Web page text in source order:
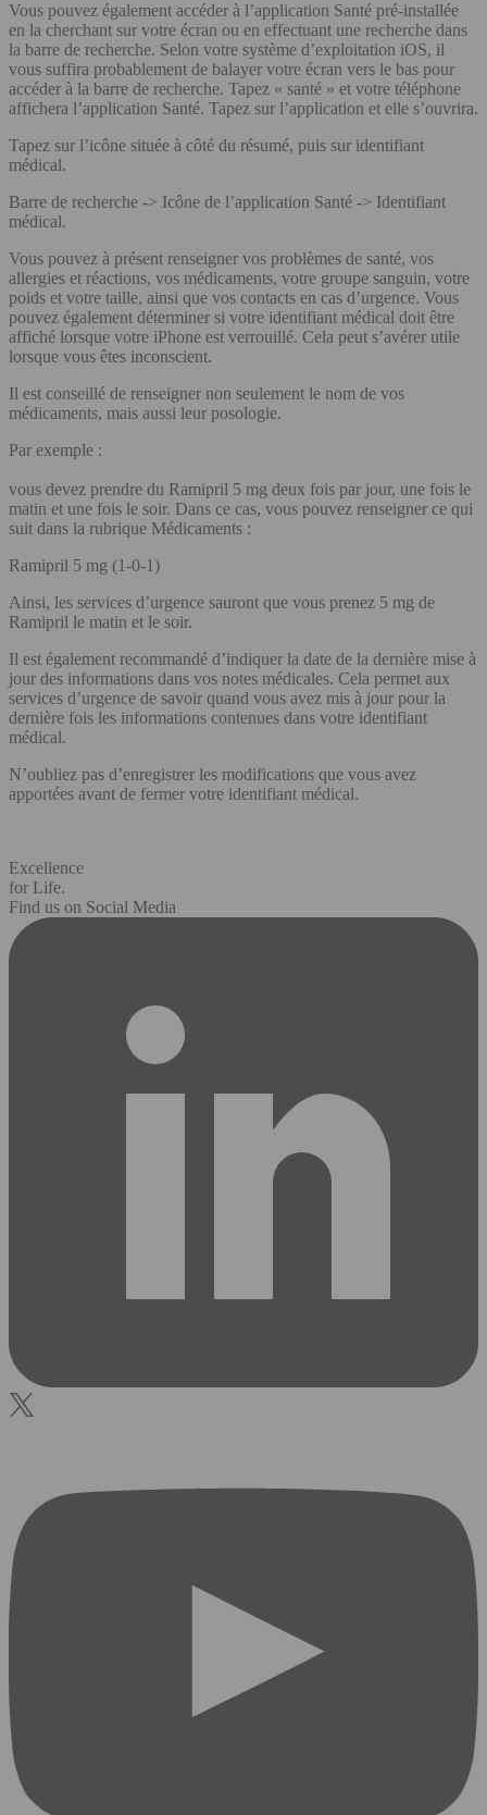
Vous pouvez également accéder à l’application Santé pré-installée
en la cherchant sur votre écran ou en effectuant une recherche dans
la barre de recherche. Selon votre système d’exploitation iOS, il
vous suffira probablement de balayer votre écran vers le bas pour
accéder à la barre de recherche. Tapez « santé » et votre téléphone
affichera l’application Santé. Tapez sur l’application et elle s’ouvrira.
Tapez sur l’icône située à côté du résumé, puis sur identifiant
médical.
Barre de recherche -> Icône de l’application Santé -> Identifiant
médical.
Vous pouvez à présent renseigner vos problèmes de santé, vos
allergies et réactions, vos médicaments, votre groupe sanguin, votre
poids et votre taille, ainsi que vos contacts en cas d’urgence. Vous
pouvez également déterminer si votre identifiant médical doit être
affiché lorsque votre iPhone est verrouillé. Cela peut s’avérer utile
lorsque vous êtes inconscient.
Il est conseillé de renseigner non seulement le nom de vos
médicaments, mais aussi leur posologie.
Par exemple :
vous devez prendre du Ramipril 5 mg deux fois par jour, une fois le
matin et une fois le soir. Dans ce cas, vous pouvez renseigner ce qui
suit dans la rubrique Médicaments :
Ramipril 5 mg (1-0-1)
Ainsi, les services d’urgence sauront que vous prenez 5 mg de
Ramipril le matin et le soir.
Il est également recommandé d’indiquer la date de la dernière mise à
jour des informations dans vos notes médicales. Cela permet aux
services d’urgence de savoir quand vous avez mis à jour pour la
dernière fois les informations contenues dans votre identifiant
médical.
N’oubliez pas d’enregistrer les modifications que vous avez
apportées avant de fermer votre identifiant médical.
Excellence
for Life.
Find us on Social Media